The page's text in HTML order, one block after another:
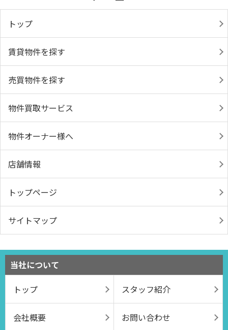
トップ
賃貸物件を探す
売買物件を探す
物件買取サービス
物件オーナー様へ
店舗情報
トップページ
サイトマップ
当社について
トップ
スタッフ紹介
会社概要 お問い合わせ